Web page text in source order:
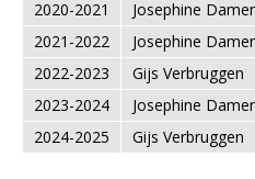
2020-2021
Josephine
2021-2022
Josephine
2022-2023
Gijs Verbruggen
2023-2024
Josephine
2024-2025
Gijs Verbruggen